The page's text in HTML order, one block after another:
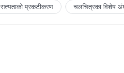
सत्यताको प्रकटीकरण चलचित्रका विशेष